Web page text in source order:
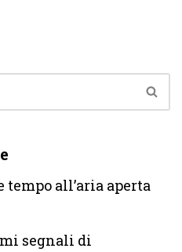
all’aria aperta
segnali di